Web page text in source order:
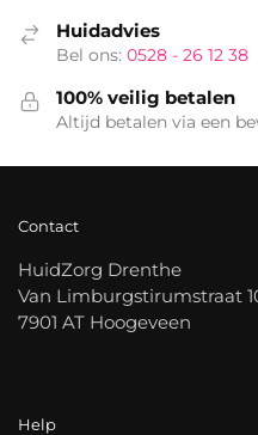
Huidadvies
Bel ons: 0528 - 26 12 38
100% veilig betalen
Altijd betalen via een
Contact
HuidZorg Drenthe
Van Limburgstirumstraat
7901 AT Hoogeveen
Help